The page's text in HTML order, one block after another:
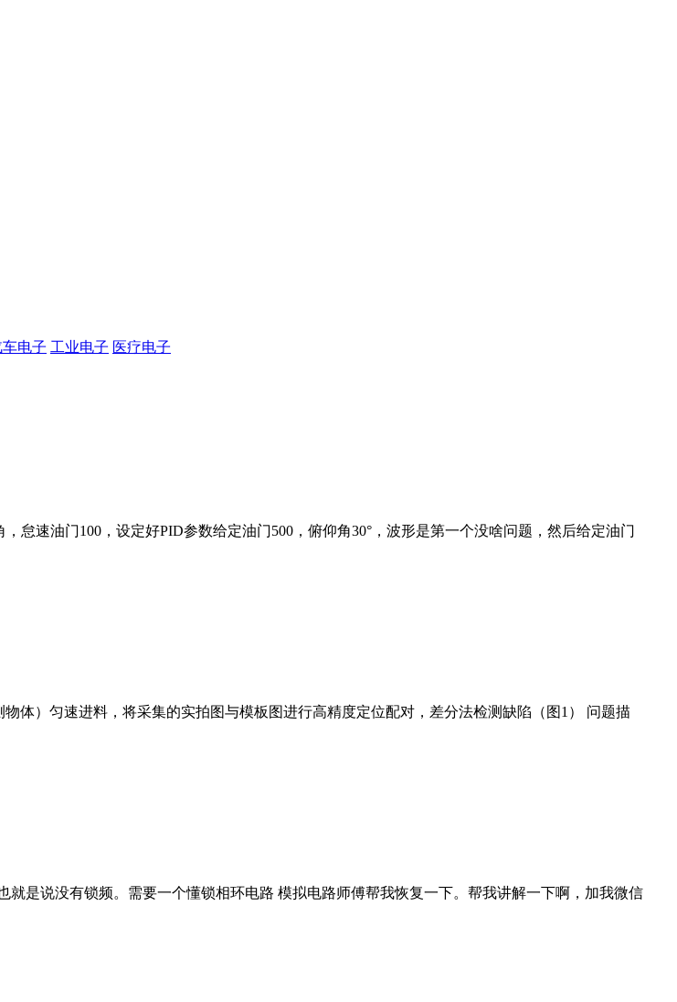
电子 工业电子 医疗电子
怠速油门100，设定好PID参数给定油门500，俯仰角30°，波形是第一个没啥问题，然后给定油门
体）匀速进料，将采集的实拍图与模板图进行高精度定位配对，差分法检测缺陷（图1） 问题描
是说没有锁频。需要一个懂锁相环电路 模拟电路师傅帮我恢复一下。帮我讲解一下啊，加我微信